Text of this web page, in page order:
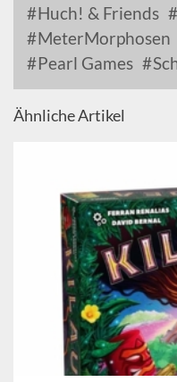
Huch! & Friends
MeterMorphosen
Pearl Games
Ähnliche Artikel